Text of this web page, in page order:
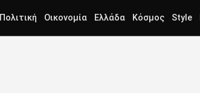
Πολιτική Οικονομία Ελλάδα Κόσμος Style